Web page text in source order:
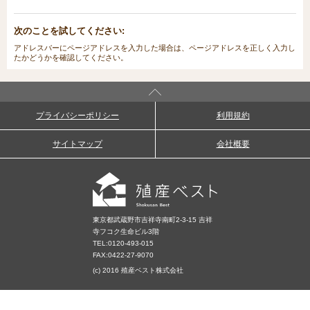
次のことを試してください:
アドレスバーにページアドレスを入力した場合は、ページアドレスを正しく入力し
たかどうかを確認してください。
プライバシーポリシー 利用規約
サイトマップ 会社概要
東京都武蔵野市吉祥寺南町2-3-15 吉祥
寺フコク生命ビル3階
TEL:0120-493-015
FAX:0422-27-9070
(c) 2016 殖産ベスト株式会社